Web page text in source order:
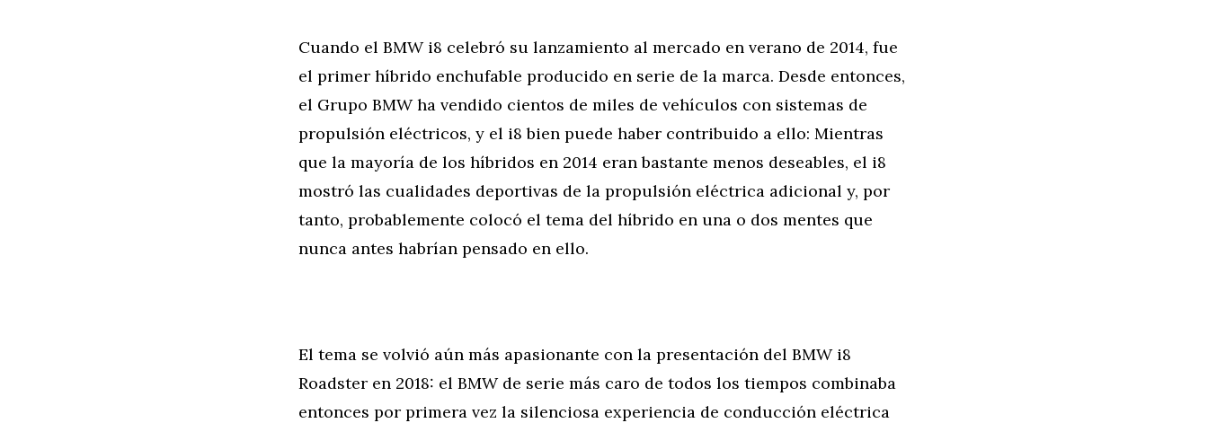
Cuando el BMW i8 celebró su lanzamiento al mercado en verano de 2014, fue
el primer híbrido enchufable producido en serie de la marca. Desde entonces,
el Grupo BMW ha vendido cientos de miles de vehículos con sistemas de
propulsión eléctricos, y el i8 bien puede haber contribuido a ello: Mientras
que la mayoría de los híbridos en 2014 eran bastante menos deseables, el i8
mostró las cualidades deportivas de la propulsión eléctrica adicional y, por
tanto, probablemente colocó el tema del híbrido en una o dos mentes que
nunca antes habrían pensado en ello.
El tema se volvió aún más apasionante con la presentación del BMW i8
Roadster en 2018: el BMW de serie más caro de todos los tiempos combinaba
entonces por primera vez la silenciosa experiencia de conducción eléctrica